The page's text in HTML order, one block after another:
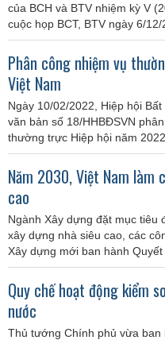
của BCH và BTV nhiệm kỳ V
cuộc họp BCT, BTV ngày 6/
Phân công nhiệm vụ
Việt Nam
Ngày 10/02/2022, Hiệp hội
văn bản số 18/HHBĐSVN
thường trực Hiệp hội năm
Năm 2030, Việt Nam làm
cao
Ngành Xây dựng đặt mục tiêu
xây dựng nhà siêu cao, các
Xây dựng mới ban hành
Quy chế hoạt động kiểm
nước
Thủ tướng Chính phủ vừa ban